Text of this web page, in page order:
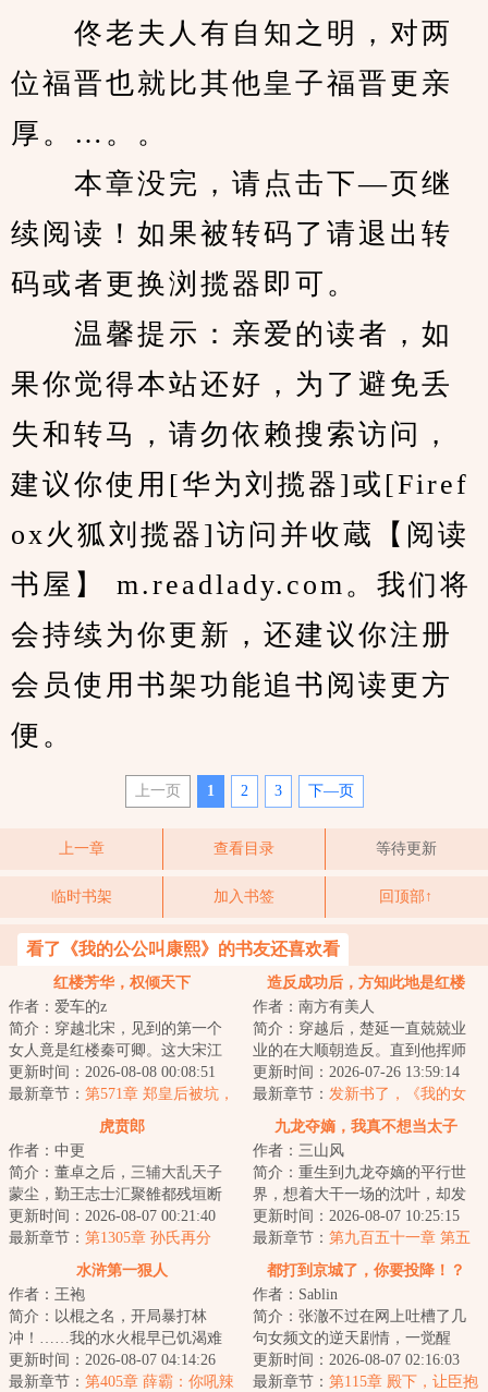
佟老夫人有自知之明，对两
位福晋也就比其他皇子福晋更亲
厚。…。。
本章没完，请点击下—页继
续阅读！如果被转码了请退出转
码或者更换浏揽器即可。
温馨提示：亲爱的读者，如
果你觉得本站还好，为了避免丢
失和转马，请勿依赖搜索访问，
建议你使用[华为刘揽器]或[Firef
ox火狐刘揽器]访问并收蔵【阅读
书屋】 m.readlady.com。我们将
会持续为你更新，还建议你注册
会员使用书架功能追书阅读更方
便。
上一页 1 2 3 下—页
上一章 查看目录 等待更新
临时书架 加入书签 回顶部↑
看了《我的公公叫康熙》的书友还喜欢看
红楼芳华，权倾天下
作者：爱车的z
简介：穿越北宋，见到的第一个
女人竟是红楼秦可卿。这大宋江
山，亦如红楼将倾我堂堂清河县
一霸，仗着一手...
更新时间：2026-08-08 00:08:51
最新章节： 第571章 郑皇后被坑，
造反成功后，方知此地是红楼
作者：南方有美人
简介：穿越后，楚延一直兢兢业
业的在大顺朝造反。直到他挥师
北伐，二十万大军围困京城时，
才猛然发现，这...
更新时间：2026-07-26 13:59:14
最新章节： 发新书了，《我的女
友是收容物》
虎贲郎
作者：中更
简介：董卓之后，三辅大乱天子
蒙尘，勤王志士汇聚雒都残垣断
壁之中，肉食者鄙拔剑四顾，国
贼凶狠十倍于胡...
更新时间：2026-08-07 00:21:40
最新章节： 第1305章 孙氏再分
九龙夺嫡，我真不想当太子
作者：三山风
简介：重生到九龙夺嫡的平行世
界，想着大干一场的沈叶，却发
现自己竟然成了被群起而攻之的
太子。知道太子...
更新时间：2026-08-07 10:25:15
最新章节： 第九百五十一章 第五
部队的胜利
水浒第一狠人
作者：王袍
简介：以棍之名，开局暴打林
冲！……我的水火棍早已饥渴难
耐了口牙！！！...
更新时间：2026-08-07 04:14:26
最新章节： 第405章 薛霸：你吼辣
都打到京城了，你要投降！？
作者：Sablin
简介：张澈不过在网上吐槽了几
句女频文的逆天剧情，一觉醒
来，便穿进了那个人均恋爱脑的
世界。几万大军打...
更新时间：2026-08-07 02:16:03
最新章节： 第115章 殿下，让臣抱